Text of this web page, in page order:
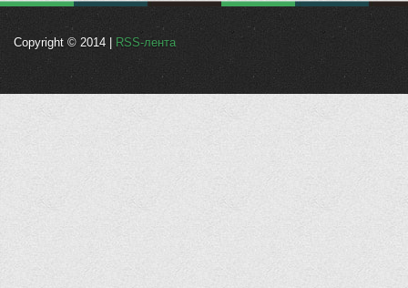
Copyright © 2014 | RSS-лента